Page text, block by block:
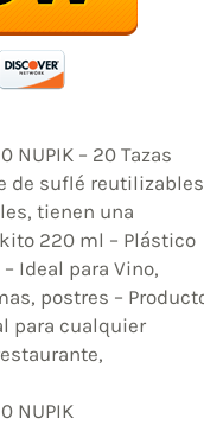
NUPIK – 20 Tazas
de suflé
tienen una
220 ml – Plástico
Ideal para Vino,
postres –
para cualquier
NUPIK